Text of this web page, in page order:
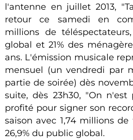
l'antenne en juillet 2013,
retour ce samedi en
millions de
global et 21% des
ans. L'émission musicale
mensuel (un vendredi par
partie de soirée) dès
suite, dès 23h30, "On n'est
profité pour signer son
saison avec 1,74 millions
26,9% du public global.